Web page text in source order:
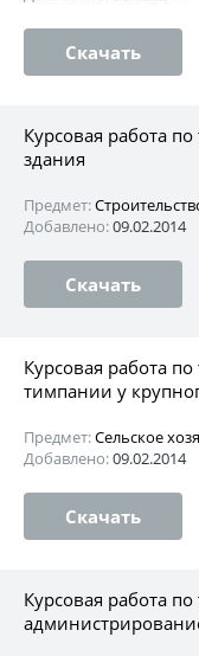
Скачать
Курсовая работа
здания
Предмет:
Добавлено:09.02.2014
Скачать
Курсовая работа
тимпании у
Предмет:Сельское
Добавлено:09.02.2014
Скачать
Курсовая работа